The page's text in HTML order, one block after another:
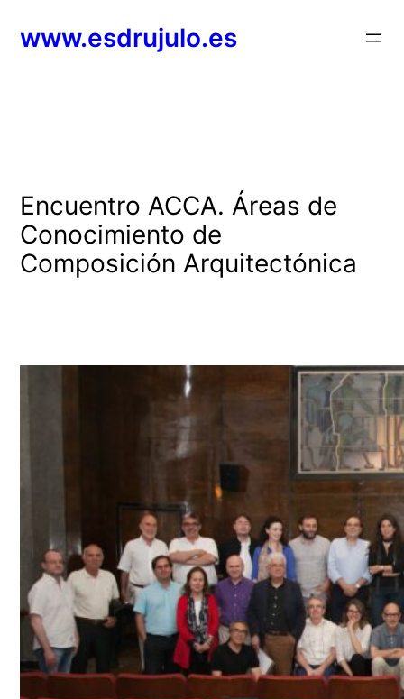
www.esdrujulo.es
Encuentro ACCA. Áreas de
Conocimiento de
Composición Arquitectónica